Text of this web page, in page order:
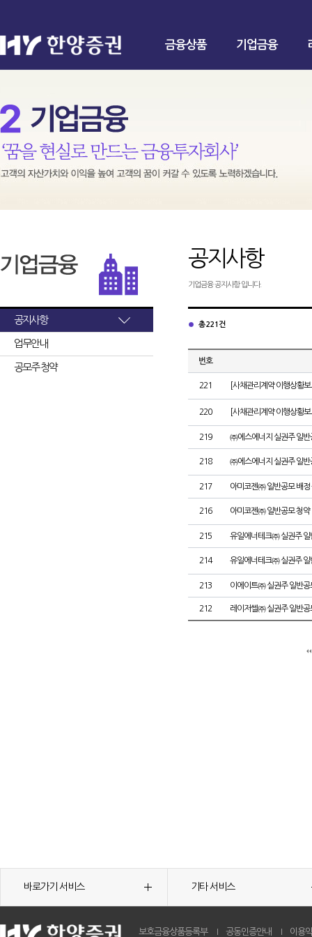
금융상품 기업금융
공지사항
업무안내
공모주 청약
공지사항
기업금융 공지사항 입니다.
총 221건
번호
221 [사채관리계약 이행상황
220 [사채관리계약 이행상황
219 ㈜에스에너지 실권주 일반
218 ㈜에스에너지 실권주 일반
217 아미코젠㈜ 일반공모 배정
216 아미코젠㈜ 일반공모 청약
215 유일에너테크㈜ 실권주 일
214 유일에너테크㈜ 실권주 일
213 이에이트㈜ 실권주 일반공
212 레이저쎌㈜ 실권주 일반공
바로가기 서비스 기타 서비스
보호금융상품등록부 공동인증안내 이용